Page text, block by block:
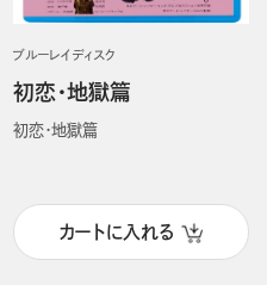
ブルーレイディスク
初恋・地獄篇
初恋・地獄篇
カートに入れる